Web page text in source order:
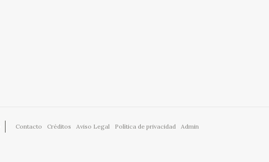
Contacto Créditos Aviso Legal Política de privacidad Admin